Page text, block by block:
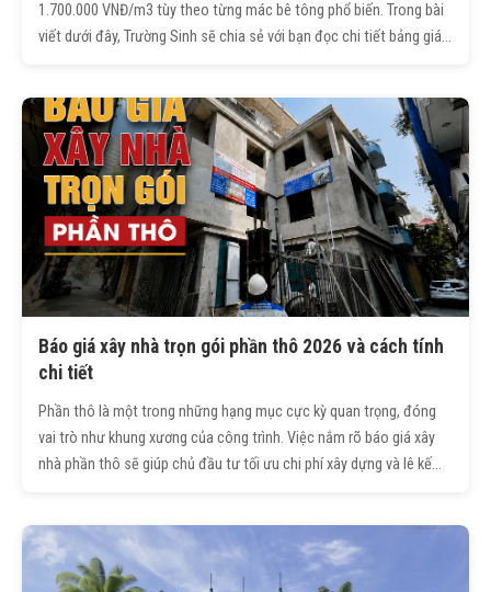
1.700.000 VNĐ/m3 tùy theo từng mác bê tông phổ biến. Trong bài
viết dưới đây, Trường Sinh sẽ chia sẻ với bạn đọc chi tiết bảng giá
Báo giá xây nhà trọn gói phần thô 2026 và cách tính
chi tiết
Phần thô là một trong những hạng mục cực kỳ quan trọng, đóng
vai trò như khung xương của công trình. Việc nắm rõ báo giá xây
nhà phần thô sẽ giúp chủ đầu tư tối ưu chi phí xây dựng và lê kế
cách tính diện tích xây phần thô chi tiết.